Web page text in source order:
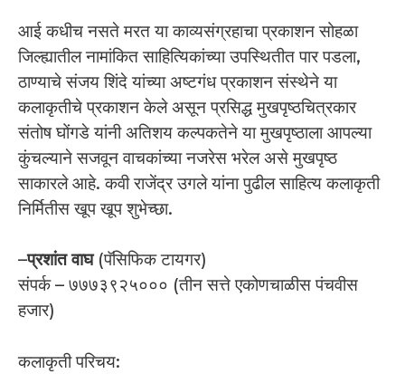
आई कधीच नसते मरत या काव्यसंग्रहाचा प्रकाशन सोहळा
जिल्ह्यातील नामांकित साहित्यिकांच्या उपस्थितीत पार पडला,
ठाण्याचे संजय शिंदे यांच्या अष्टगंध प्रकाशन संस्थेने या
कलाकृतीचे प्रकाशन केले असून प्रसिद्ध मुखपृष्ठचित्रकार
संतोष घोंगडे यांनी अतिशय कल्पकतेने या मुखपृष्ठाला आपल्या
कुंचल्याने सजवून वाचकांच्या नजरेस भरेल असे मुखपृष्ठ
साकारले आहे. कवी राजेंद्र उगले यांना पुढील साहित्य कलाकृती
निर्मितीस खूप खूप शुभेच्छा.
–प्रशांत वाघ(पॅसिफिक टायगर)
संपर्क – ७७७३९२५००० (तीन सत्ते एकोणचाळीस पंचवीस
हजार)
कलाकृती परिचय: